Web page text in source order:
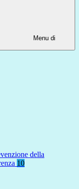
Menu di
della
10